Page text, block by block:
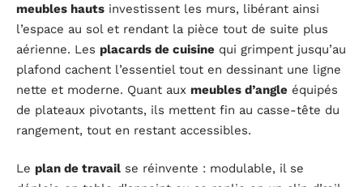
meubles hauts investissent les murs, libérant ainsi
l’espace au sol et rendant la pièce tout de suite plus
aérienne. Les placards de cuisine qui grimpent jusqu’au
plafond cachent l’essentiel tout en dessinant une ligne
nette et moderne. Quant aux meubles d’angle équipés
de plateaux pivotants, ils mettent fin au casse-tête du
rangement, tout en restant accessibles.
Le plan de travail se réinvente : modulable, il se